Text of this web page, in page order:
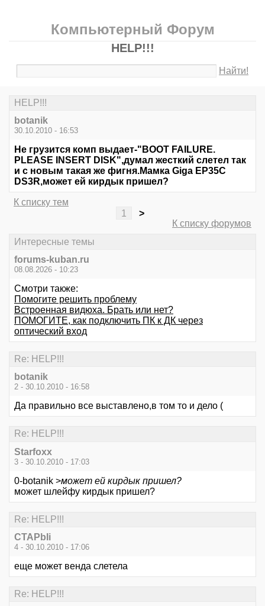
Компьютерный Форум
HELP!!!
Найти!
HELP!!!
botanik
30.10.2010 - 16:53
Не грузится комп выдает-"BOOT FAILURE.
PLEASE INSERT DISK",думал жесткий слетел так
и с новым такая же фигня.Мамка Giga EP35C
DS3R,может ей кирдык пришел?
К списку тем
1
>
К списку форумов
Интересные темы
forums-kuban.ru
08.08.2026 - 10:23
Смотри также:
Помогите решить проблему
Встроенная видюха. Брать или нет?
ПОМОГИТЕ, как подключить ПК к ДК через
оптический вход
Re: HELP!!!
botanik
2 - 30.10.2010 - 16:58
Да правильно все выставлено,в том то и дело (
Re: HELP!!!
Starfoxx
3 - 30.10.2010 - 17:03
0-botanik >может ей кирдык пришел?
может шлейфу кирдык пришел?
Re: HELP!!!
CTAPbIi
4 - 30.10.2010 - 17:06
еще может венда слетела
Re: HELP!!!